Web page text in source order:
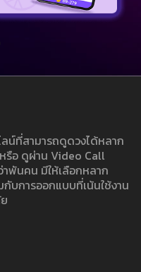
น์ที่สามารถดูดวงได้หลาก
รือ ดูผ่าน Video Call
พันคน มีให้เลือกหลาก
บการออกแบบที่เน้นใช้งาน